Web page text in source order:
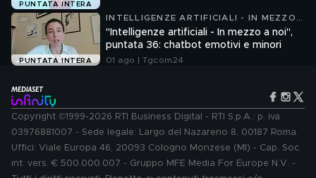
PUNTATA INTERA
PUNTATA INTERA
INTELLIGENZE ARTIFICIALI - IN MEZZO
A NOI
"Intelligenze artificiali - In mezzo a noi",
puntata 36: chatbot emotivi e minori
01 ago | Tgcom24
Copyright ©1999-2026 RTI Business Digital - RTI S.p.A.: p. iva
03976881007 - Sede legale: Largo del Nazareno 8, 00187 Roma.
Uffici: Viale Europa 46, 20093 Cologno Monzese (MI) - Cap. Soc.
int. vers. € 500.000.007 - Gruppo MFE Media For Europe N.V. -